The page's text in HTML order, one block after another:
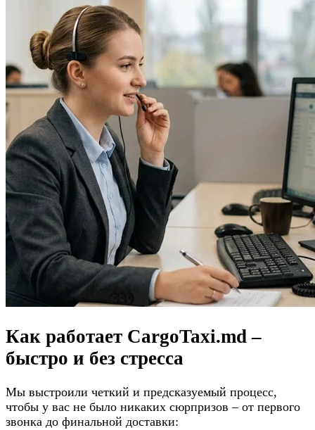
Как работает CargoTaxi.md –
быстро и без стресса
Мы выстроили четкий и предсказуемый процесс,
чтобы у вас не было никаких сюрпризов – от первого
звонка до финальной доставки: